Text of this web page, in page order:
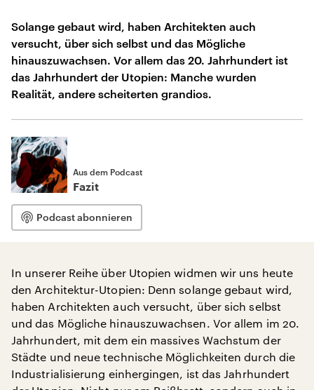
Solange gebaut wird, haben Architekten auch
versucht, über sich selbst und das Mögliche
hinauszuwachsen. Vor allem das 20. Jahrhundert ist
das Jahrhundert der Utopien: Manche wurden
Realität, andere scheiterten grandios.
Aus dem Podcast
Fazit
Podcast abonnieren
In unserer Reihe über Utopien widmen wir uns heute
den Architektur-Utopien: Denn solange gebaut wird,
haben Architekten auch versucht, über sich selbst
und das Mögliche hinauszuwachsen. Vor allem im 20.
Jahrhundert, mit dem ein massives Wachstum der
Städte und neue technische Möglichkeiten durch die
Industrialisierung einhergingen, ist das Jahrhundert